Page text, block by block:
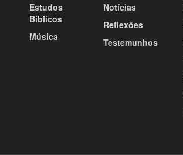
Estudos
Bíblicos
Música
Notícias
Reflexões
Testemunhos